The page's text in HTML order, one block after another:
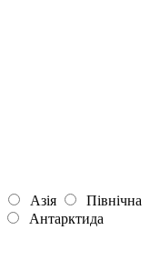
Азія
Північна
Антарктида